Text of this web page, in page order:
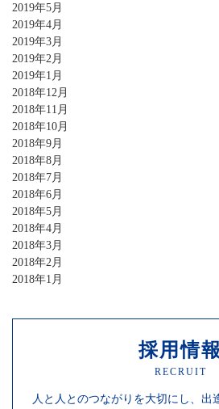
2019年5月
2019年4月
2019年3月
2019年2月
2019年1月
2018年12月
2018年11月
2018年10月
2018年9月
2018年8月
2018年7月
2018年6月
2018年5月
2018年4月
2018年3月
2018年2月
2018年1月
採用情報
RECRUIT
人と人とのつながりを大切にし、 出